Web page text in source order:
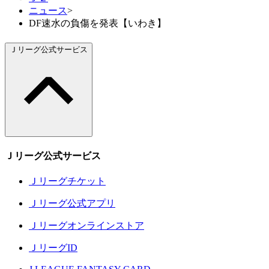
ニュース>
DF速水の負傷を発表【いわき】
Ｊリーグ公式サービス
Ｊリーグ公式サービス
Ｊリーグチケット
Ｊリーグ公式アプリ
Ｊリーグオンラインストア
ＪリーグID